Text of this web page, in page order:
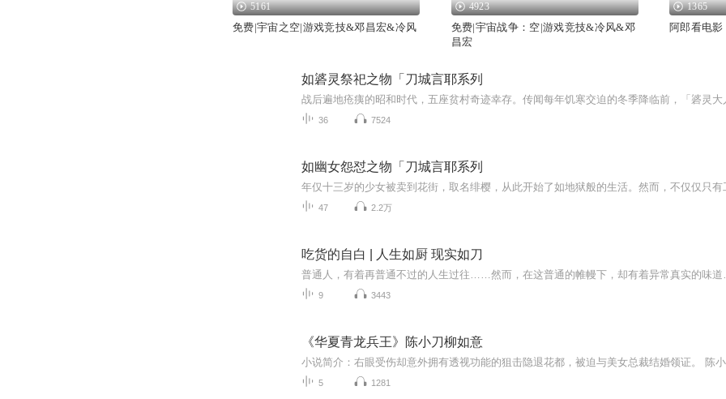
5161
免费|宇宙之空|游戏竞技&邓昌宏&冷风
4923
免费|宇宙战争：空|游戏竞技&冷风&邓
昌宏
1365
阿郎看电
如碆灵祭祀之物「刀城言耶系列
36 7524
如幽女怨怼之物「刀城言耶系列
47 2.2万
吃货的自白 | 人生如厨 现实如刀
普通人，有着再普通不过的人生过往……然而，在这普通的帷幔下，却有着异常真实的味
9 3443
《华夏青龙兵王》陈小刀柳如意
5 1281